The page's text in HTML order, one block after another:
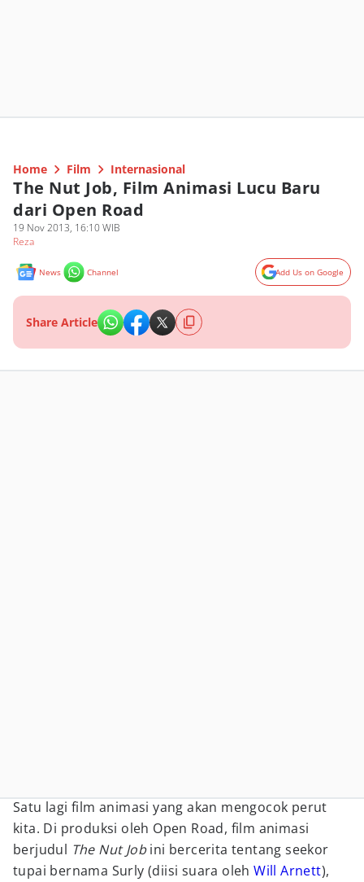
Home Film Internasional
The Nut Job, Film Animasi Lucu Baru
dari Open Road
19 Nov 2013, 16:10 WIB
Reza
News Channel Add Us on Google
Share Article
Satu lagi film animasi yang akan mengocok perut
kita. Di produksi oleh Open Road, film animasi
berjudul The Nut Jobini bercerita tentang seekor
tupai bernama Surly (diisi suara olehWill Arnett),